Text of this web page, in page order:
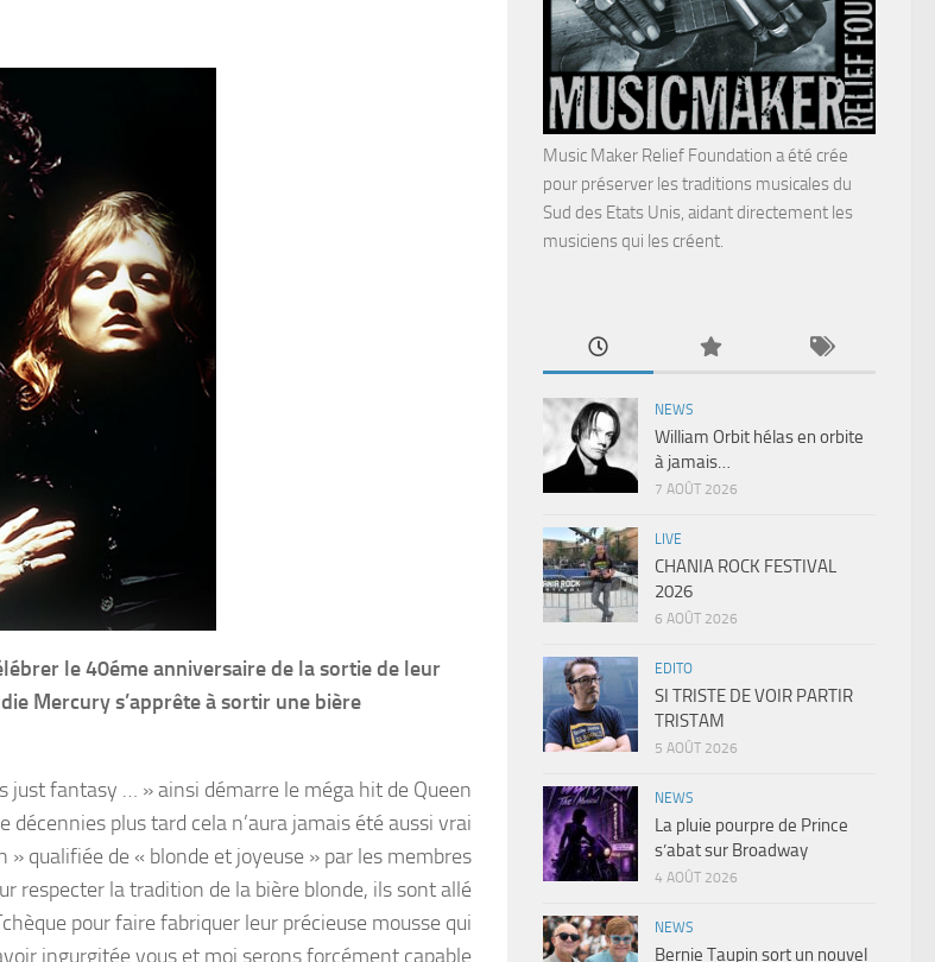
le 40éme anniversaire de la sortie de leur
Mercury s’apprête à sortir une bière
just fantasy … » ainsi démarre le méga hit de Queen
décennies plus tard cela n’aura jamais été aussi vrai
» qualifiée de « blonde et joyeuse » par les membres
respecter la tradition de la bière blonde, ils sont allé
pour faire fabriquer leur précieuse mousse qui
ingurgitée vous et moi serons forcément capable
Music Maker Relief Foundation a été crée
pour préserver les traditions musicales du
Sud des Etats Unis, aidant directement les
musiciens qui les créent.
NEWS
William Orbit hélas en orbite
à jamais…
7 AOÛT 2026
LIVE
CHANIA ROCK FESTIVAL
2026
6 AOÛT 2026
EDITO
SI TRISTE DE VOIR PARTIR
TRISTAM
5 AOÛT 2026
NEWS
La pluie pourpre de Prince
s’abat sur Broadway
4 AOÛT 2026
NEWS
Bernie Taupin sort un nouvel